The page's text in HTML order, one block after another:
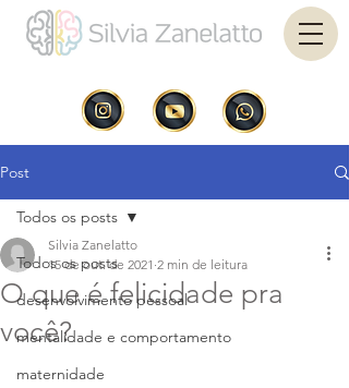
Post
Todos os posts
desenvolvimento pessoal
mentalidade e comportamento
maternidade
Todos os posts
O que é felicidade pra
você?
Silvia Zanelatto
15 de out. de 2021 2 min de leitura